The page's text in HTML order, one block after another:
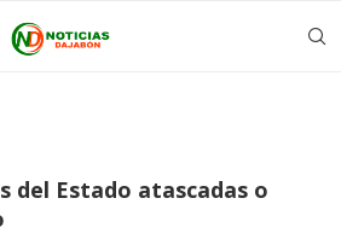
del Estado atascadas o